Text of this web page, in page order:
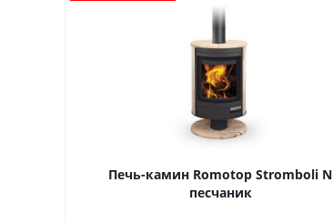
Печь-камин Romotop Stromboli N
песчаник